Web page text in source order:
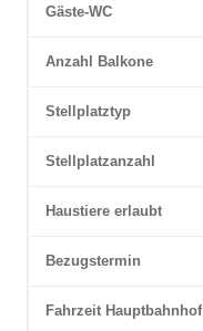
Gäste-WC
Anzahl Balkone
Stellplatztyp
Stellplatzanzahl
Haustiere erlaubt
Bezugstermin
Fahrzeit Hauptbahnhof